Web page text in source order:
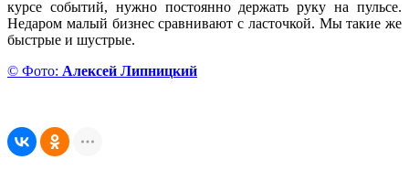
курсе событий, нужно постоянно держать руку на пульсе.
Недаром малый бизнес сравнивают с ласточкой. Мы такие же
быстрые и шустрые.
© Фото: Алексей Липницкий